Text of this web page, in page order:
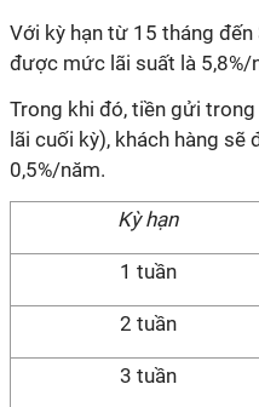
Với kỳ hạn từ 15 tháng
được mức lãi suất là 5,8%/
Trong khi đó, tiền gửi
lãi cuối kỳ), khách hàng
0,5%/năm.
Kỳ hạn
1 tuần
2 tuần
3 tuần